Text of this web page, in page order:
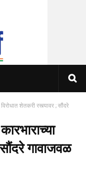
शेतकरी रस्त्यावर ; सौंदरे
गावाजवळ